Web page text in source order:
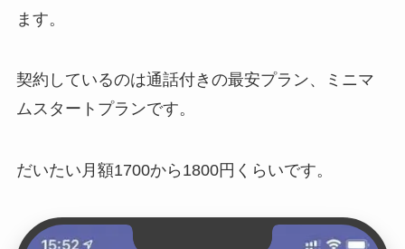
ます。
契約しているのは通話付きの最安プラン、ミニマ
ムスタートプランです。
だいたい月額1700から1800円くらいです。